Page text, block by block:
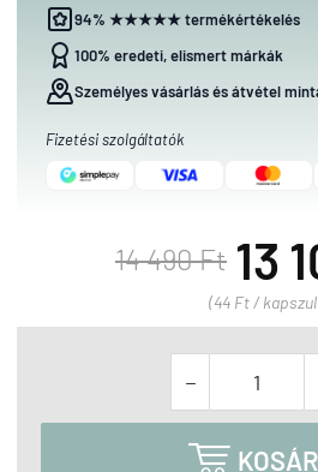
94% ★★★★★ termékértékelés
100% eredeti, elismert márkák
Személyes vásárlás és átvétel
Fizetési szolgáltatók
14 490 Ft 13
(44 Ft /

